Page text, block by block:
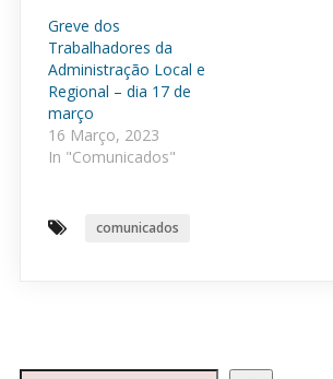
Greve dos
Trabalhadores da
Administração Local e
Regional – dia 17 de
março
16 Março, 2023
In "Comunicados"
comunicados